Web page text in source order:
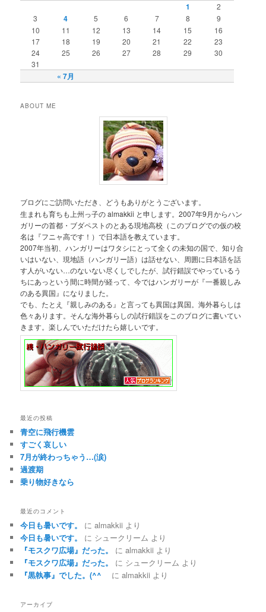
« 7月
1
2
3
4 5 6 7 8
9
10
11 12 13 14 15
16
17
18 19 20 21 22
23
24
25 26 27 28 29
30
31
ABOUT ME
ブログにご訪問いただき、どうもありがとうございます。
生まれも育ちも上州っ子の almakkii と申します。2007年9月からハン
ガリーの首都・ブダペストのとある現地高校（このブログでの仮の校
名は『フニャ高です！）で日本語を教えています。
2007年当初、ハンガリーはワタシにとって全くの未知の国で、知り合
いはいない、現地語（ハンガリー語）は話せない、周囲に日本語を話
す人がいない…のないない尽くしでしたが、試行錯誤でやっているう
ちにあっという間に時間が経って、今ではハンガリーが『一番親しみ
のある異国』になりました。
でも、たとえ『親しみのある』と言っても異国は異国。海外暮らしは
色々あります。そんな海外暮らしの試行錯誤をこのブログに書いてい
きます。楽しんでいただけたら嬉しいです。
最近の投稿
青空に飛行機雲
すごく哀しい
7月が終わっちゃう…(涙)
過渡期
乗り物好きなら
最近のコメント
今日も暑いです。 にalmakkii より
今日も暑いです。
に シュークリーム より
『モスクワ広場』だった。
にalmakkii より
『モスクワ広場』だった。
に シュークリーム より
『黒執事』でした。(^^ゞ
にalmakkii より
アーカイブ